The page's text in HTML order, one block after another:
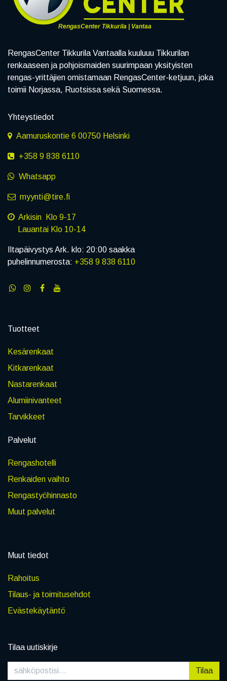
RengasCenter Tikkurila | Vantaa
RengasCenter Tikkurila Vantaalla kuuluuu Tikkurilan
renkaaseen ja pohjoismaiden suurimpaan yksityisten
rengas-yrittäjien omistamaan RengasCenter-ketjuun, joka
toimii Norjassa, Ruotsissa sekä Suomessa.
Yhteystiedot
Aamuruskontie 6 00750 Helsinki
+358 9 838 6110
Whatsapp
myynti@tire.fi
Arkisin Klo 9-17
Lauantai Klo 10-14
Iltapäivystys Ark. klo: 20:00 saakka
puhelinnumerosta: +358 9 838 6110
Tuotteet
Kesärenkaat
Kitkarenkaat
Nastarenkaat
Alumiinivanteet
Tarvikkeet
Palvelut
Rengashotelli
Renkaiden vaihto
Rengastyöhinnasto
Muut palvelut
Muut tiedot
Rahoitus
Tilaus- ja toimitusehdot
Evästekäytäntö
Tilaa uutiskirje
Tilaa